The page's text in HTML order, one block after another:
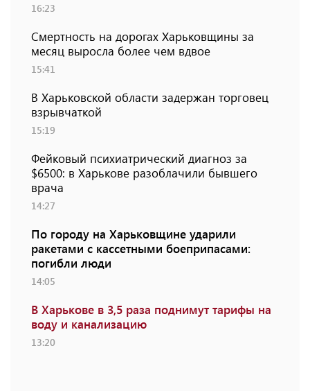
16:23
Смертность на дорогах Харьковщины за
месяц выросла более чем вдвое
15:41
В Харьковской области задержан торговец
взрывчаткой
15:19
Фейковый психиатрический диагноз за
$6500: в Харькове разоблачили бывшего
врача
14:27
По городу на Харьковщине ударили
ракетами с кассетными боеприпасами:
погибли люди
14:05
В Харькове в 3,5 раза поднимут тарифы на
воду и канализацию
13:20